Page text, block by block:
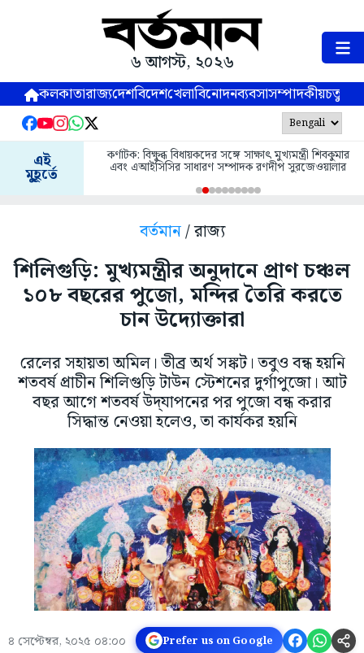
৬ আগস্ট, ২০২৬
কলকাতারাজ্যদেশবিদেশখেলাবিনোদনব্যবসাসম্পাদকীয়
এই
মুহূর্তে
কর্ণাটক: বিক্ষুব্ধ বিধায়কদের সঙ্গে সাক্ষাৎ মুখ্যমন্ত্রী শিবকুমার
এবং এআইসিসির সাধারণ সম্পাদক রণদীপ সুরজেওয়ালার
বর্তমান/ রাজ্য
শিলিগুড়ি: মুখ্যমন্ত্রীর অনুদানে প্রাণ চঞ্চল
১০৮ বছরের পুজো, মন্দির তৈরি করতে
চান উদ্যোক্তারা
রেলের সহায়তা অমিল। তীব্র অর্থ সঙ্কট। তবুও বন্ধ হয়নি
শতবর্ষ প্রাচীন শিলিগুড়ি টাউন স্টেশনের দুর্গাপুজো। আট
বছর আগে শতবর্ষ উদ্‌যাপনের পর পুজো বন্ধ করার
সিদ্ধান্ত নেওয়া হলেও, তা কার্যকর হয়নি
৪ সেপ্টেম্বর, ২০২৫ ০৪:০০ Prefer us on Google